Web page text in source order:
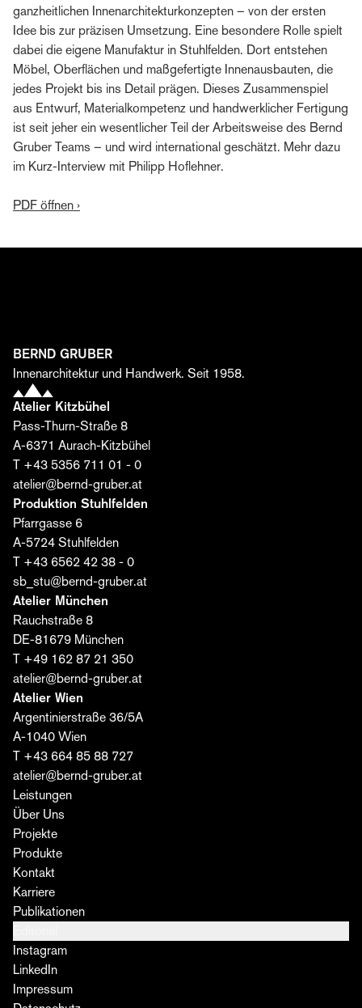
ganzheitlichen Innenarchitekturkonzepten – von der ersten
Idee bis zur präzisen Umsetzung. Eine besondere Rolle spielt
dabei die eigene Manufaktur in Stuhlfelden. Dort entstehen
Möbel, Oberflächen und maßgefertigte Innenausbauten, die
jedes Projekt bis ins Detail prägen. Dieses Zusammenspiel
aus Entwurf, Materialkompetenz und handwerklicher Fertigung
ist seit jeher ein wesentlicher Teil der Arbeitsweise des Bernd
Gruber Teams – und wird international geschätzt. Mehr dazu
im Kurz-Interview mit Philipp Hoflehner.
PDF öffnen ›
Erhalten Sie Einblicke in die Welt von Bernd Gruber –
einzigartige Räume entstehen.
Vorname*
Nachname*
E-Mail*
Ich stimme zu, dass die Bernd Gruber GmbH meine
Daten zum Versand des Editorials verarbeitet. Die
Einwilligung kann ich jederzeit widerrufen. Weitere
Informationen finden Sie
BERND GRUBER
Innenarchitektur und Handwerk. Seit 1958.
Atelier Kitzbühel
Pass-Thurn-Straße 8
A-6371 Aurach-Kitzbühel
T +43 5356 711 01 - 0
atelier@bernd-gruber.at
Produktion Stuhlfelden
Pfarrgasse 6
A-5724 Stuhlfelden
T +43 6562 42 38 - 0
sb_stu@bernd-gruber.at
Atelier München
Rauchstraße 8
DE-81679 München
T +49 162 87 21 350
atelier@bernd-gruber.at
Atelier Wien
Argentinierstraße 36/5A
A-1040 Wien
T +43 664 85 88 727
atelier@bernd-gruber.at
Leistungen
Über Uns
Projekte
Produkte
Kontakt
Karriere
Publikationen
Instagram
LinkedIn
Impressum